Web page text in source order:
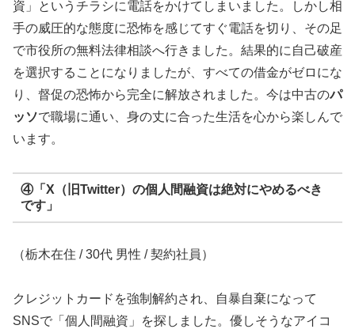
資」というチラシに電話をかけてしまいました。しかし相
手の威圧的な態度に恐怖を感じてすぐ電話を切り、その足
で市役所の無料法律相談へ行きました。結果的に自己破産
を選択することになりましたが、すべての借金がゼロにな
り、督促の恐怖から完全に解放されました。今は中古のパ
ッソで職場に通い、身の丈に合った生活を心から楽しんで
います。
④「X（旧Twitter）の個人間融資は絶対にやめるべき
です」
（栃木在住 / 30代 男性 / 契約社員）
クレジットカードを強制解約され、自暴自棄になって
SNSで「個人間融資」を探しました。優しそうなアイコ